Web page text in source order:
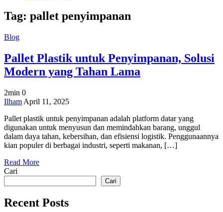
Tag: pallet penyimpanan
Blog
Pallet Plastik untuk Penyimpanan, Solusi
Modern yang Tahan Lama
2min 0
on
Plastik
untuk
Penyimpanan,
Solusi
yang
Tahan
Ilham April 11, 2025
Pallet plastik untuk penyimpanan adalah platform datar yang
digunakan untuk menyusun dan memindahkan barang, unggul
dalam daya tahan, kebersihan, dan efisiensi logistik. Penggunaannya
kian populer di berbagai industri, seperti makanan, […]
Read More
Cari
Cari
Recent Posts